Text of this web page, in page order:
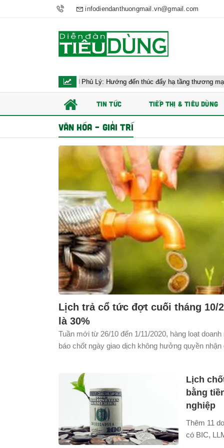
infodiendanthuongmail.vn@gmail.com
công AEON Phủ Lý: Hướng đến thúc đẩy hạ tầng thương mại Ninh Bình
TIN TỨC TIẾP THỊ & TIÊU DÙNG
VĂN HÓA – GIẢI TRÍ
Lịch trả cổ tức đợt cuối tháng 10/
là 30%
Tuần mới từ 26/10 đến 1/11/2020, hàng loạt
báo chốt ngày giao dịch không hưởng quyền nhận
Lịch
bằng
nghiệp
Thêm 11
có BIC,